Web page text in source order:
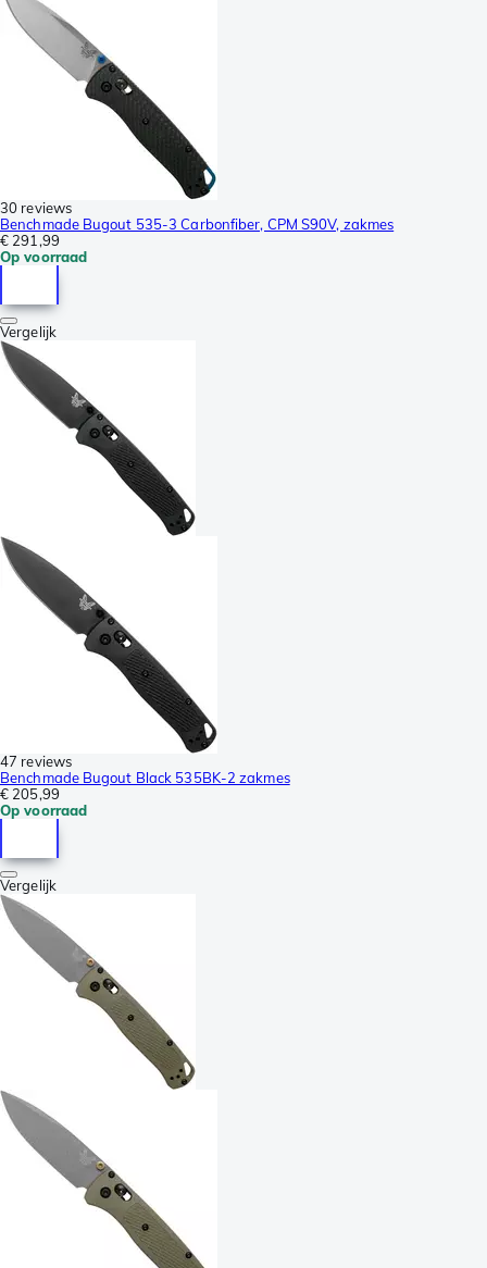
30 reviews
Benchmade Bugout 535-3 Carbonfiber, CPM S90V, zakmes
€ 291,99
Op voorraad
Vergelijk
47 reviews
Benchmade Bugout Black 535BK-2 zakmes
€ 205,99
Op voorraad
Vergelijk